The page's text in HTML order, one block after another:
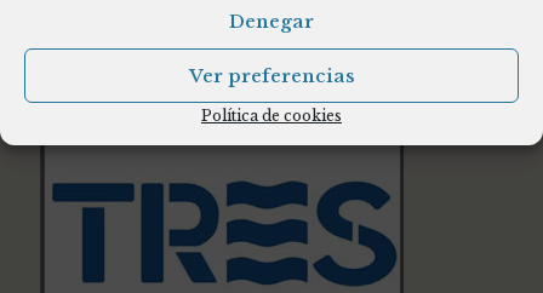
Denegar
Ver preferencias
Política de cookies
Teka